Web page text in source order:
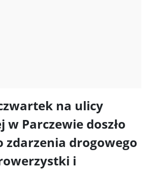
na ulicy
w Parczewie doszło
zdarzenia drogowego
i